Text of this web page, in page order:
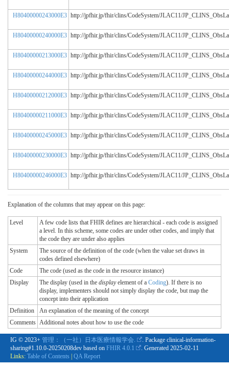
H80400000243000E3 http://jpfhir.jp/fhir/clins/CodeSystem/JLAC11/
H80400000240000E3 http://jpfhir.jp/fhir/clins/CodeSystem/JLAC11/
H80400000213000E3 http://jpfhir.jp/fhir/clins/CodeSystem/JLAC11/
H80400000244000E3 http://jpfhir.jp/fhir/clins/CodeSystem/JLAC11/
H80400000212000E3 http://jpfhir.jp/fhir/clins/CodeSystem/JLAC11/
H80400000211000E3 http://jpfhir.jp/fhir/clins/CodeSystem/JLAC11/
H80400000245000E3 http://jpfhir.jp/fhir/clins/CodeSystem/JLAC11/
H80400000230000E3 http://jpfhir.jp/fhir/clins/CodeSystem/JLAC11/
H80400000246000E3 http://jpfhir.jp/fhir/clins/CodeSystem/JLAC11/
Explanation of the columns that may appear on this page:
Level
A few code lists that FHIR defines are hierarchical - each code is assigned
a level. In this scheme, some codes are under other codes, and imply that
the code they are under also applies
System
The source of the definition of the code (when the value set draws in
codes defined elsewhere)
Code
The code (used as the code in the resource instance)
Display
The display (used in the displayelement of a Coding). If there is no
display, implementers should not simply display the code, but map the
concept into their application
Definition
An explanation of the meaning of the concept
Comments Additional notes about how to use the code
IG © 2023+ 管理：（一社）日本医療情報学会.
. Package clinical-information-
sharing#1.10.0-20250208dev based on FHIR 4.0.1 . Generated 2025-02-11
Links: Table of Contents QA Report